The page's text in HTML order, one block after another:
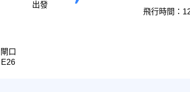
閘口
E26
出發
飛行時間：